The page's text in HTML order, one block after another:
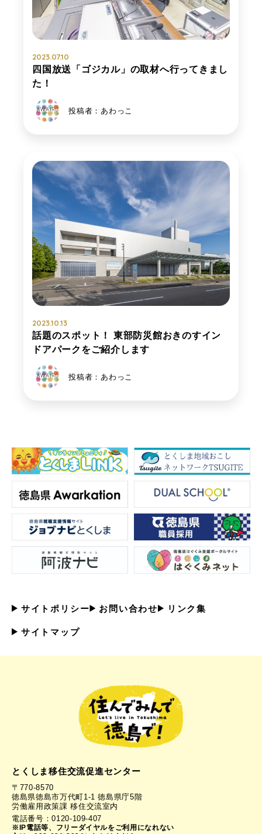
2023.07.10
四国放送「ゴジカル」の取材へ行ってきまし
た！
投稿者：あわっこ
2023.10.13
話題のスポット！ 東部防災館おきのすイン
ドアパークをご紹介します
投稿者：あわっこ
サイトポリシー お問い合わせ リンク集
サイトマップ
とくしま移住交流促進センター
〒770-8570
徳島県徳島市万代町1-1 徳島県庁5階
労働雇用政策課 移住交流室内
電話番号：0120-109-407
※IP電話等、フリーダイヤルをご利用になれない